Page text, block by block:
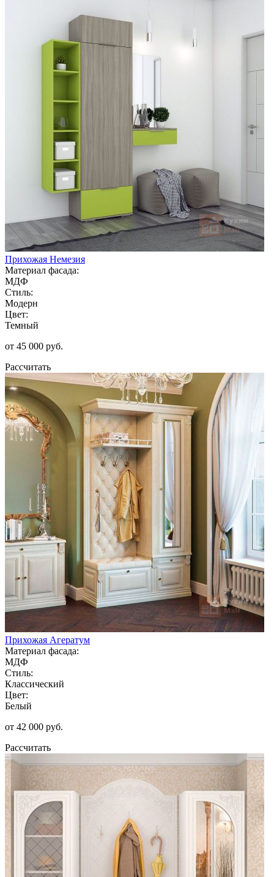
Прихожая Немезия
Материал фасада:
МДФ
Стиль:
Модерн
Цвет:
Темный
от 45 000 руб.
Рассчитать
Прихожая Агератум
Материал фасада:
МДФ
Стиль:
Классический
Цвет:
Белый
от 42 000 руб.
Рассчитать